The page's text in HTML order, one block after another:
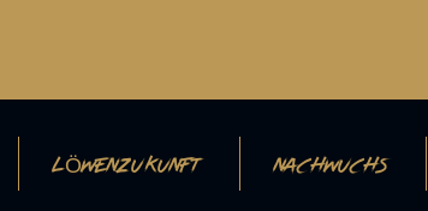
LÖWENZUKUNFT NACHWUCHS